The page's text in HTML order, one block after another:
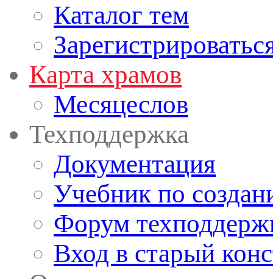
Каталог тем
Карта храмов
Месяцеслов
Техподдержка
Документация
Учебник по
Форум
Вход в старый